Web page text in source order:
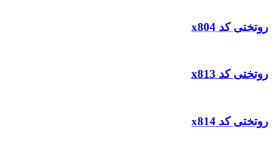
روتختی کد x804
روتختی کد x813
روتختی کد x814